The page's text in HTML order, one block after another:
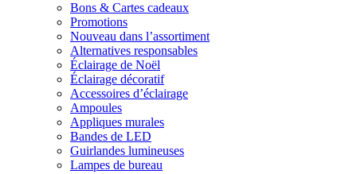
Bons & Cartes cadeaux
Promotions
Nouveau dans l’assortiment
Alternatives responsables
Éclairage de Noël
Éclairage décoratif
Accessoires d’éclairage
Ampoules
Appliques murales
Bandes de LED
Guirlandes lumineuses
Lampes de bureau